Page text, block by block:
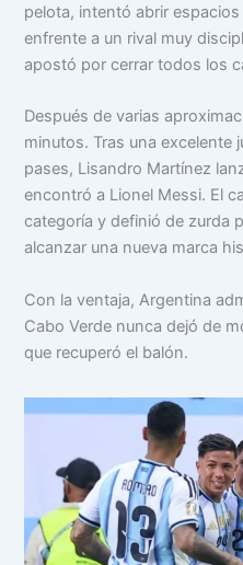
pelota, intentó abrir
enfrente a un rival muy
apostó por cerrar todos los
Después de varias
minutos. Tras una excelente
pases, Lisandro Martínez
encontró a Lionel Messi. El
categoría y definió de zurda
alcanzar una nueva marca
Con la ventaja, Argentina
Cabo Verde nunca dejó de
que recuperó el balón.